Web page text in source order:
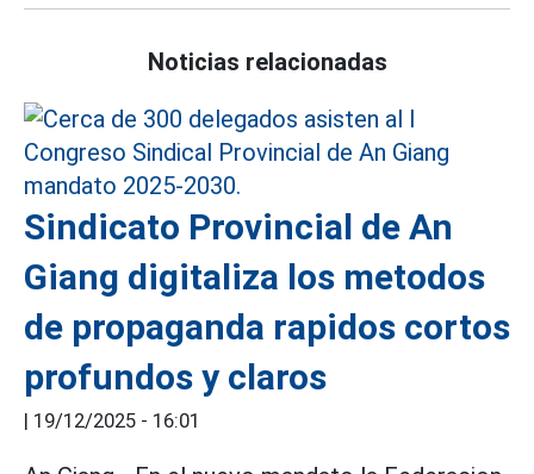
Noticias relacionadas
Sindicato Provincial de An
Giang digitaliza los metodos
de propaganda rapidos cortos
profundos y claros
| 19/12/2025 - 16:01